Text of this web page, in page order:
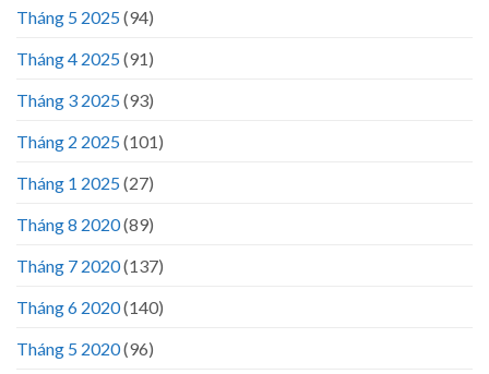
Tháng 5 2025(94)
Tháng 4 2025(91)
Tháng 3 2025(93)
Tháng 2 2025(101)
Tháng 1 2025(27)
Tháng 8 2020(89)
Tháng 7 2020(137)
Tháng 6 2020(140)
Tháng 5 2020(96)